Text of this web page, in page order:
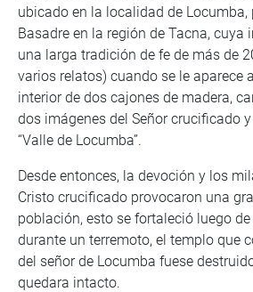
ubicado en la localidad de
Basadre en la región de Tacna, cuya
una larga tradición de fe de más de
varios relatos) cuando se le aparece
interior de dos cajones de madera,
dos imágenes del Señor crucificado
“Valle de Locumba”.
Desde entonces, la devoción y los
Cristo crucificado provocaron una
población, esto se fortaleció luego
durante un terremoto, el templo que
del señor de Locumba fuese
quedara intacto.